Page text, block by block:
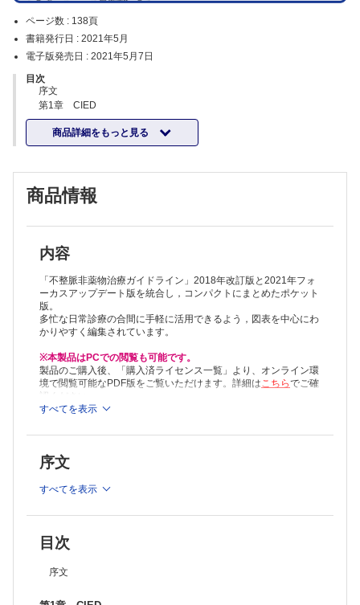
ページ数 : 138頁
書籍発行日 : 2021年5月
電子版発売日 : 2021年5月7日
目次
序文
第1章 CIED
1. 概論
1.1 合併症および対策
1.2 術後管理
1.4 条件付きMRI 対応CIED
表2 条件付きMRI 対応CIED におけるMRI 撮影
表3 植込みデバイスで感知されたAF に対する診断・治療（抗凝固
薬）
2.2 植込みデバイスで検知されたAF に対する抗凝固療法
3. 心臓電気生理検査
3.1 徐脈性不整脈
3.2 頻脈性不整脈
4. 心臓ペースメーカ
4.1 房室ブロック
表4 房室ブロックに対するペースメーカ適応
4.2 2枝および3枝ブロック
表5 2枝および3枝ブロックに対するペースメーカ適応
4.3 洞不全症候群
4.4 徐脈性AF
表7 徐脈性AF に対するペースメーカ適応
4.5 過敏性頸動脈洞症候群・反射性失神
4.6 HOCM
5.1 リードレスペースメーカ
表10 VVI リードレスペースメーカ植込み
5.2 ヒス束ペーシング
6. ICD
商品詳細をもっと見る
商品情報
内容
「不整脈非薬物治療ガイドライン」2018年改訂版と2021年フォ
ーカスアップデート版を統合し，コンパクトにまとめたポケット
版。
多忙な日常診療の合間に手軽に活用できるよう，図表を中心にわ
かりやすく編集されています。
※本製品はPCでの閲覧も可能です。
製品のご購入後、「購入済ライセンス一覧」より、オンライン環
境で閲覧可能なPDF版をご覧いただけます。詳細はこちらでご確
認ください。
推奨ブラウザ： Firefox 最新版 / Google Chrome 最新版 / Safari
すべてを表示
序文
すべてを表示
目次
序文